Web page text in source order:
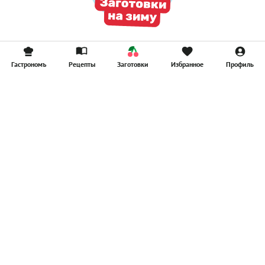
Гастрономъ Рецепты Заготовки Избранное Профиль